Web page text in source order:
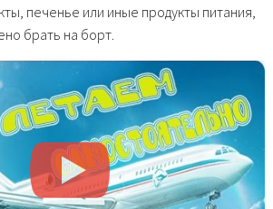
печенье или иные продукты питания,
брать на борт.